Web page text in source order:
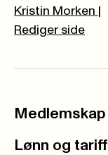
Kristin Morken
Rediger side
Medlemskap
Lønn og tariff